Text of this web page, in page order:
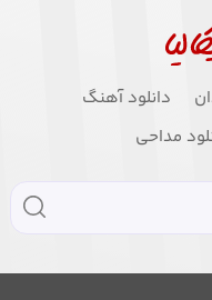
دانلود آهنگ
مداحی